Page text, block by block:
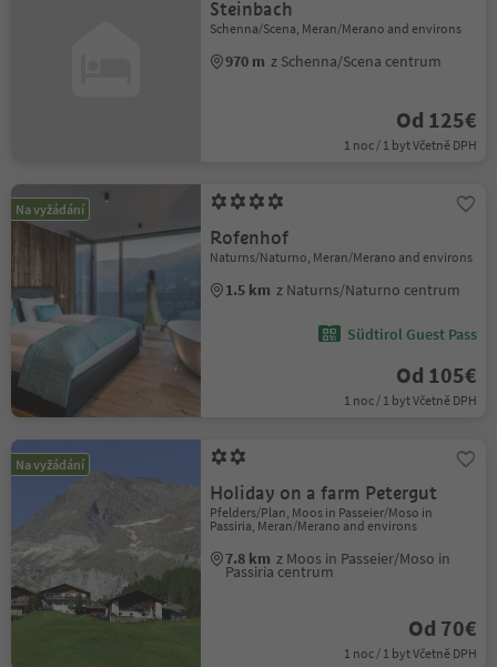
Steinbach
Schenna/Scena, Meran/Merano and environs
970 m z Schenna/Scena centrum
Od 125€
1 noc / 1 byt Včetně DPH
Na vyžádání
Rofenhof
Naturns/Naturno, Meran/Merano and environs
1.5 km z Naturns/Naturno centrum
Südtirol Guest Pass
Od 105€
1 noc / 1 byt Včetně DPH
Na vyžádání
Holiday on a farm Petergut
Pfelders/Plan, Moos in Passeier/Moso in
Passiria, Meran/Merano and environs
7.8 km z Moos in Passeier/Moso in
Passiria centrum
Od 70€
1 noc / 1 byt Včetně DPH